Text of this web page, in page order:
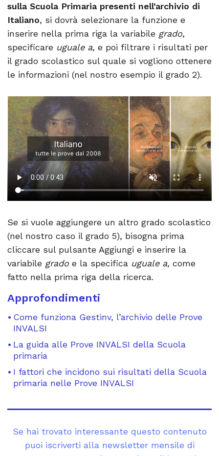
sulla Scuola Primaria presenti nell’archivio di
Italiano, si dovrà selezionare la funzione e
inserire nella prima riga la variabile grado,
specificare uguale a, e poi filtrare i risultati per
il grado scolastico sul quale si vogliono ottenere
le informazioni (nel nostro esempio il grado 2).
Se si vuole aggiungere un altro grado scolastico
(nel nostro caso il grado 5), bisogna prima
cliccare sul pulsante Aggiungi e inserire la
variabile grado e la specifica uguale a, come
fatto nella prima riga della ricerca.
Approfondimenti
Come funziona Gestinv, l’archivio delle Prove
INVALSI
La guida alle Prove INVALSI della Scuola
primaria
I fattori che incidono sui risultati della Scuola
primaria nelle Prove INVALSI
Se hai trovato interessante questo contenuto
puoi iscriverti alla newsletter mensile di